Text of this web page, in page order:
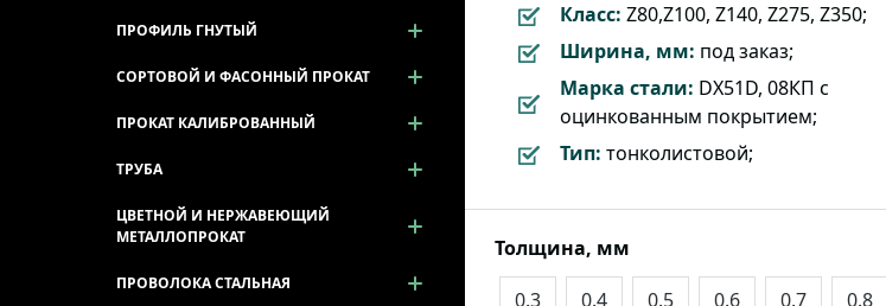
Класс: Z80,Z100, Z140, Z275, Z350;
Ширина, мм: под заказ;
Марка стали: DX51D, 08КП с
оцинкованным покрытием;
Тип: тонколистовой;
Толщина, мм
0.3
0.4 0.5 0.6 0.7 0.8
ПРОФИЛЬ ГНУТЫЙ
СОРТОВОЙ И ФАСОННЫЙ ПРОКАТ
ПРОКАТ КАЛИБРОВАННЫЙ
ТРУБА
ЦВЕТНОЙ И НЕРЖАВЕЮЩИЙ
МЕТАЛЛОПРОКАТ
ПРОВОЛОКА СТАЛЬНАЯ